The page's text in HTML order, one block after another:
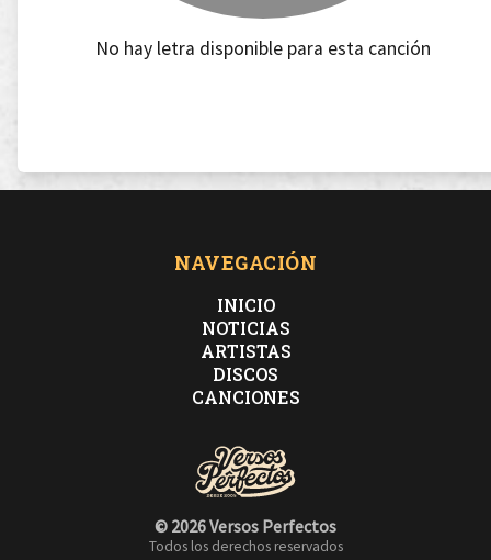
No hay letra disponible para esta canción
NAVEGACIÓN
INICIO
NOTICIAS
ARTISTAS
DISCOS
CANCIONES
© 2026 Versos Perfectos
Todos los derechos reservados